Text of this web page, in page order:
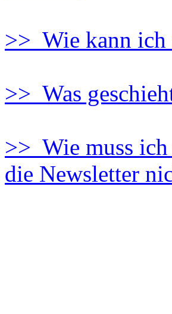
>> Wie kann ich
>> Was
>> Wie muss
die Newsletter